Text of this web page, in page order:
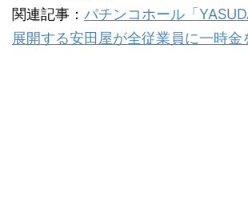
関連記事： パチンコホール「
展開する安田屋が全従業員に一時金